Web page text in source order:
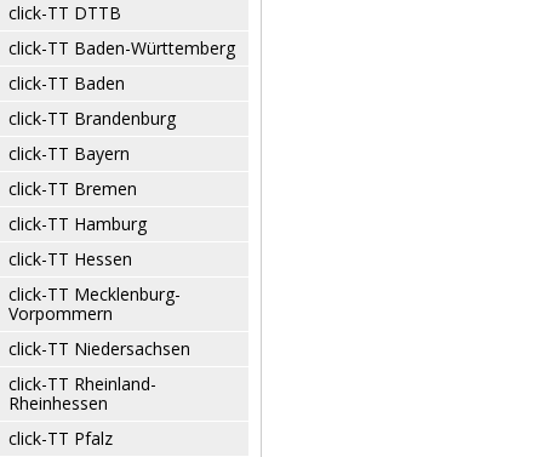
click-TT DTTB
click-TT Baden-Württemberg
click-TT Baden
click-TT Brandenburg
click-TT Bayern
click-TT Bremen
click-TT Hamburg
click-TT Hessen
click-TT Mecklenburg-
Vorpommern
click-TT Niedersachsen
click-TT Rheinland-
Rheinhessen
click-TT Pfalz